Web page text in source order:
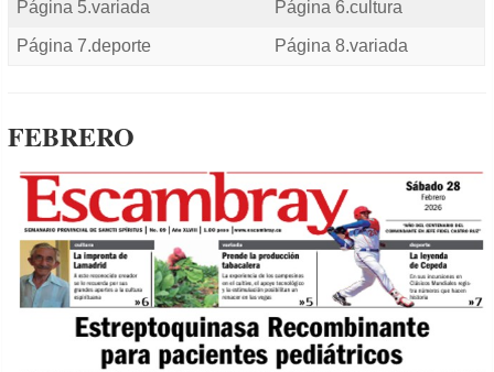
Página 5.variada Página 6.cultura
Página 7.deporte Página 8.variada
FEBRERO